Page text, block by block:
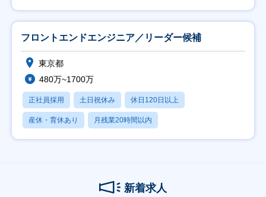
フロントエンドエンジニア／リーダー候補
東京都
480万~1700万
正社員採用 土日祝休み 休日120日以上
産休・育休あり 月残業20時間以内
新着求人